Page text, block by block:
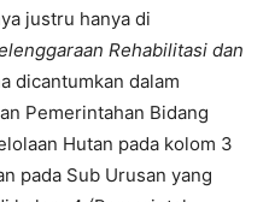
justru hanya di
Rehabilitasi dan
dicantumkan dalam
Pemerintahan Bidang
Hutan pada kolom 3
pada Sub Urusan yang